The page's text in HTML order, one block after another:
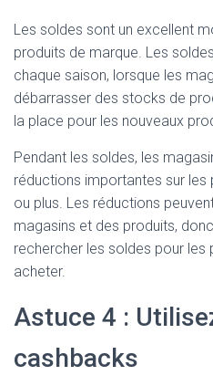
Les soldes sont un excellent
produits de marque. Les
chaque saison, lorsque les
débarrasser des stocks de
la place pour les nouveaux
Pendant les soldes, les
réductions importantes sur les
ou plus. Les réductions
magasins et des produits,
rechercher les soldes pour
acheter.
Astuce 4 :
cashbacks